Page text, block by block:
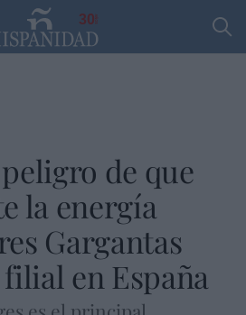
30
de que
la energía
Gargantas
en España